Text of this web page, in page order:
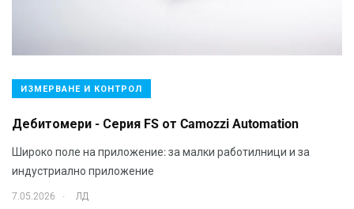
ИЗМЕРВАНЕ И КОНТРОЛ
Дебитомери - Серия FS от Camozzi Automation
Широко поле на приложение: за малки работилници и за
индустриално приложение
7.05.2026 . ЛД